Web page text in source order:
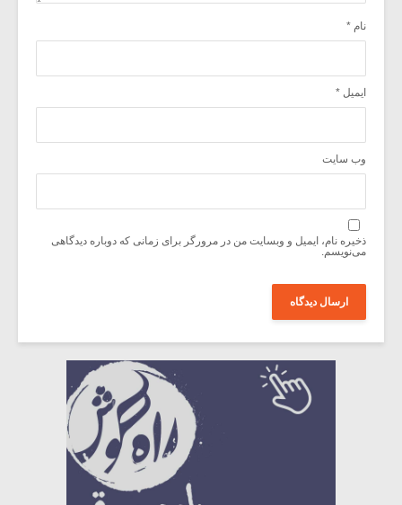
نام *
ایمیل *
وب‌ سایت
ذخیره نام، ایمیل و وبسایت من در مرورگر برای زمانی که دوباره دیدگاهی
می‌نویسم.